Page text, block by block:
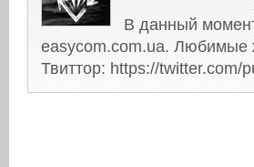
В данный
easycom.com.ua. Любимые
Твиттор: https://twitter.com/